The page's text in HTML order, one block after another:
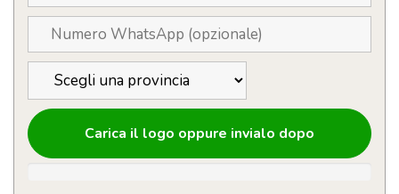
Carica il logo oppure invialo dopo